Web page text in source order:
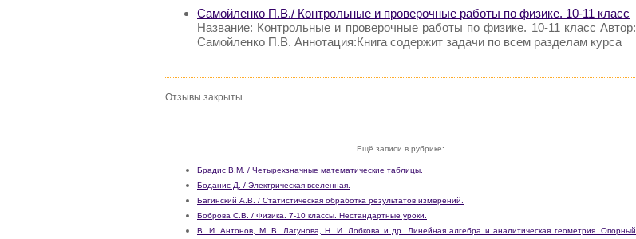
Самойленко П.В./ Контрольные и проверочные работы по физике. 10-11 класс
Название: Контрольные и проверочные работы по физике. 10-11 класс Автор:
Самойленко П.В. Аннотация:Книга содержит задачи по всем разделам курса
Отзывы закрыты
Ещё записи в рубрике:
Брадис В.М. / Четырехзначные математические таблицы.
Боданис Д. / Электрическая вселенная.
Багинский А.В. / Статистическая обработка результатов измерений.
Боброва С.В. / Физика. 7-10 классы. Нестандартные уроки.
В. И. Антонов, М. В. Лагунова, Н. И. Лобкова и др. Линейная алгебра и аналитическая геометрия. Опорный